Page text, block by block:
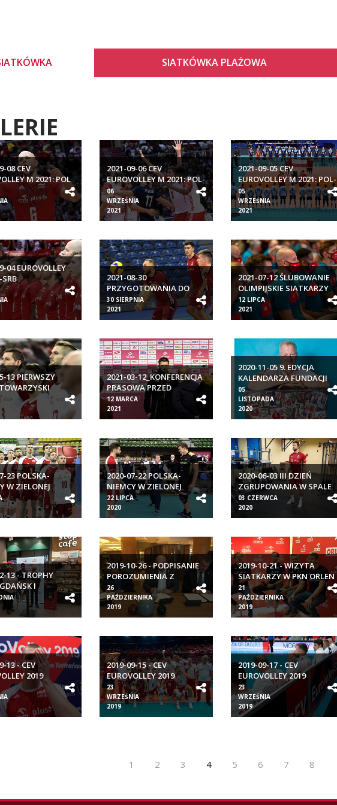
SIATKÓWKA PLAŻOWA
08 CEV
M 2021: POL
2021-09-06 CEV
EUROVOLLEY M 2021: POL-
BEL
06
WRZEŚNIA
2021
2021-09-05 CEV
EUROVOLLEY M 2021: POL-
GRE
05
WRZEŚNIA
2021
04 EUROVOLLEY
2021-08-30
PRZYGOTOWANIA DO
#EUROVOLLEYM
30 SIERPNIA
2021
2021-07-12 ŚLUBOWANIE
OLIMPIJSKIE SIATKARZY
12 LIPCA
2021
13 PIERWSZY
- BELGIA 4:0
2021-03-12_KONFERENCJA
PRASOWA PRZED
TAURON PUCHAREM
POLSKI MĘŻCZYZN
12 MARCA
2021
2020-11-05 9. EDYCJA
KALENDARZA FUNDACJI
HEROSI
05
LISTOPADA
2020
23 POLSKA-
W ZIELONEJ
II
2020-07-22 POLSKA-
NIEMCY W ZIELONEJ
GÓRZE
22 LIPCA
2020
2020-06-03 III DZIEŃ
ZGRUPOWANIA W SPALE
03 CZERWCA
2020
13 - TROPHY
I
2019-10-26 - PODPISANIE
POROZUMIENIA Z
TAKASAKI
26
PAŹDZIERNIKA
2019
2019-10-21 - WIZYTA
SIATKARZY W PKN ORLEN
W PŁOCKU
21
PAŹDZIERNIKA
2019
13 - CEV
2019
POL-EST
2019-09-15 - CEV
EUROVOLLEY 2019
MĘŻCZYZN POL-NED
23
WRZEŚNIA
2019
2019-09-17 - CEV
EUROVOLLEY 2019
MĘŻCZYZN POL-MNE
23
WRZEŚNIA
2019
1 2 3 4 5 6 7 8